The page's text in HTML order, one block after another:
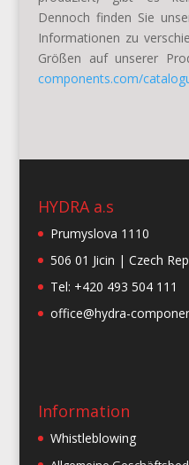
Dennoch finden Sie
Informationen zu
Größen auf unserer
components.com/
HYDRA a.s
Prumyslova 1110
506 01 Jicin | Czech
Tel: +420 493 504 111
office@hydra-
Information
Whistleblowing